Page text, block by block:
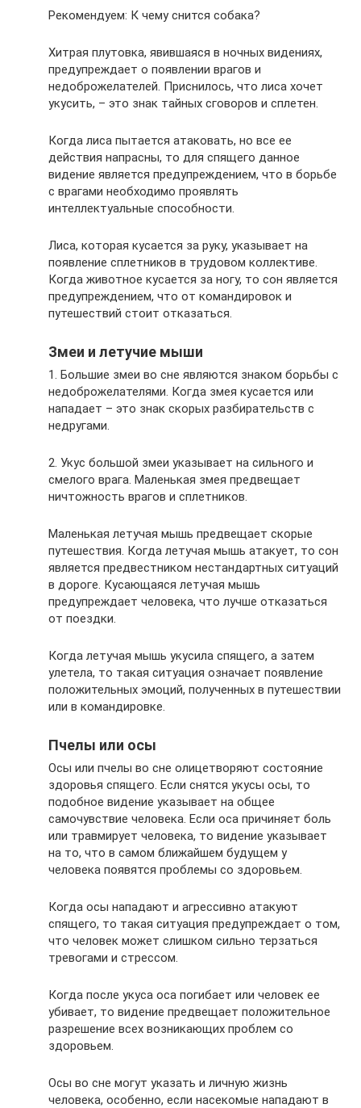
Рекомендуем: К чему снится собака?
Хитрая плутовка, явившаяся в ночных видениях,
предупреждает о появлении врагов и
недоброжелателей. Приснилось, что лиса хочет
укусить, – это знак тайных сговоров и сплетен.
Когда лиса пытается атаковать, но все ее
действия напрасны, то для спящего данное
видение является предупреждением, что в борьбе
с врагами необходимо проявлять
интеллектуальные способности.
Лиса, которая кусается за руку, указывает на
появление сплетников в трудовом коллективе.
Когда животное кусается за ногу, то сон является
предупреждением, что от командировок и
путешествий стоит отказаться.
Змеи и летучие мыши
1. Большие змеи во сне являются знаком борьбы с
недоброжелателями. Когда змея кусается или
нападает – это знак скорых разбирательств с
недругами.
2. Укус большой змеи указывает на сильного и
смелого врага. Маленькая змея предвещает
ничтожность врагов и сплетников.
Маленькая летучая мышь предвещает скорые
путешествия. Когда летучая мышь атакует, то сон
является предвестником нестандартных ситуаций
в дороге. Кусающаяся летучая мышь
предупреждает человека, что лучше отказаться
от поездки.
Когда летучая мышь укусила спящего, а затем
улетела, то такая ситуация означает появление
положительных эмоций, полученных в путешествии
или в командировке.
Пчелы или осы
Осы или пчелы во сне олицетворяют состояние
здоровья спящего. Если снятся укусы осы, то
подобное видение указывает на общее
самочувствие человека. Если оса причиняет боль
или травмирует человека, то видение указывает
на то, что в самом ближайшем будущем у
человека появятся проблемы со здоровьем.
Когда осы нападают и агрессивно атакуют
спящего, то такая ситуация предупреждает о том,
что человек может слишком сильно терзаться
тревогами и стрессом.
Когда после укуса оса погибает или человек ее
убивает, то видение предвещает положительное
разрешение всех возникающих проблем со
здоровьем.
Осы во сне могут указать и личную жизнь
человека, особенно, если насекомые нападают в